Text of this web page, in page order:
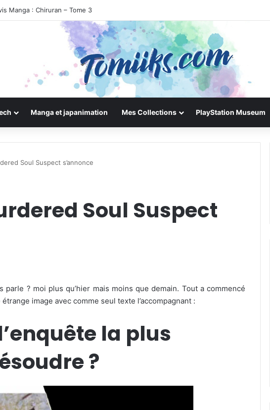
Manga : Chiruran – Tome 3
Manga et japanimation Mes Collections PlayStation Museum
Soul Suspect s’annonce
Soul Suspect
parle ? moi plus qu’hier mais moins que demain. Tout a commencé
image avec comme seul texte l’accompagnant :
la plus
?